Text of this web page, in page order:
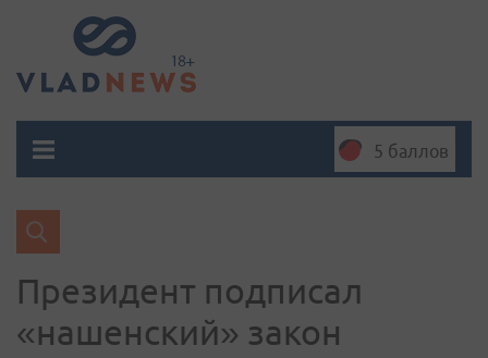
5 баллов
Президент подписал
«нашенский» закон